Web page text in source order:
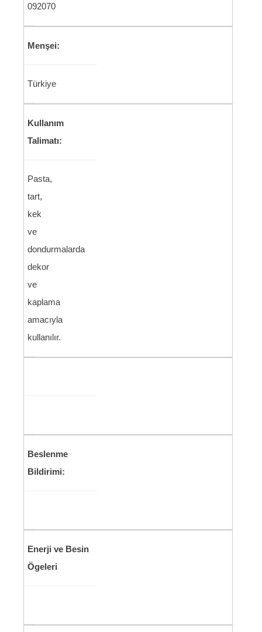
092070
Menşei:
Türkiye
Kullanım
Talimatı:
Pasta,
tart,
kek
ve
dondurmalarda
dekor
ve
kaplama
amacıyla
kullanılır.
Beslenme
Bildirimi:
Enerji ve Besin
Ögeleri